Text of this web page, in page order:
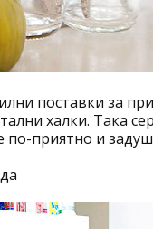
поставки за
халки. Така
по-приятно и